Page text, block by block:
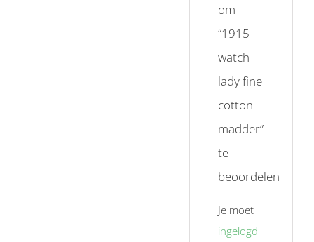
om
“1915
watch
lady fine
cotton
madder”
te
beoordelen
Je moet
ingelogd